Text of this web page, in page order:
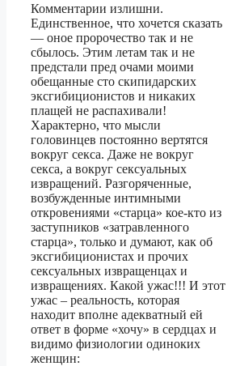
Комментарии излишни.
Единственное, что хочется сказать
— оное пророчество так и не
сбылось. Этим летам так и не
предстали пред очами моими
обещанные сто скипидарских
эксгибиционистов и никаких
плащей не распахивали!
Характерно, что мысли
головинцев постоянно вертятся
вокруг секса. Даже не вокруг
секса, а вокруг сексуальных
извращений. Разгоряченные,
возбужденные интимными
откровениями «старца» кое-кто из
заступников «затравленного
старца», только и думают, как об
эксгибиционистах и прочих
сексуальных извращенцах и
извращениях. Какой ужас!!! И этот
ужас – реальность, которая
находит вполне адекватный ей
ответ в форме «хочу» в сердцах и
видимо физиологии одиноких
женщин: